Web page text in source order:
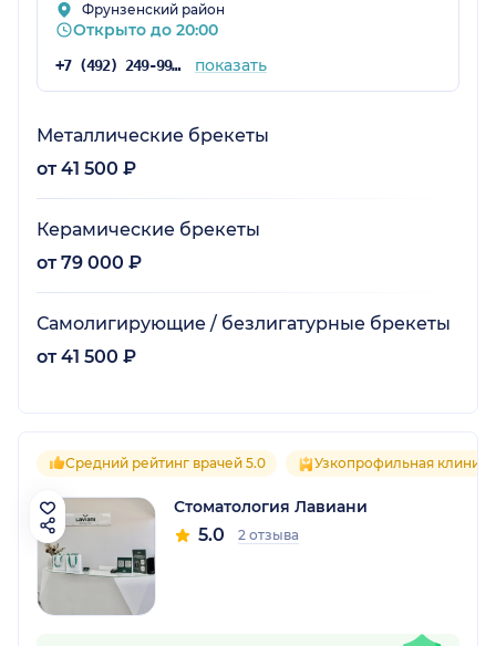
Фрунзенский район
Открыто до 20:00
+7 (492) 249-99-09 показать
Металлические брекеты
от 41 500 ₽
Керамические брекеты
от 79 000 ₽
Самолигирующие / безлигатурные брекеты
от 41 500 ₽
Средний рейтинг врачей 5.0 Узкопрофильная клиника
Стоматология Лавиани
5.0 2 отзыва